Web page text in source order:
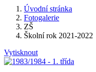
Úvodní stránka
Fotogalerie
ZŠ
Školní rok 2021-2022
Vytisknout